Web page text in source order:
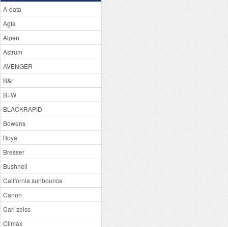
A-data
Agfa
Alpen
Astrum
AVENGER
B&r
B+W
BLACKRAPID
Bowens
Boya
Bresser
Bushnell
California sunbounce
Canon
Carl zeiss
Climax